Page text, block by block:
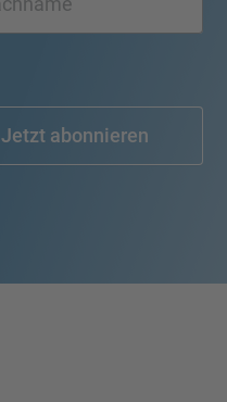
Jetzt abonnieren